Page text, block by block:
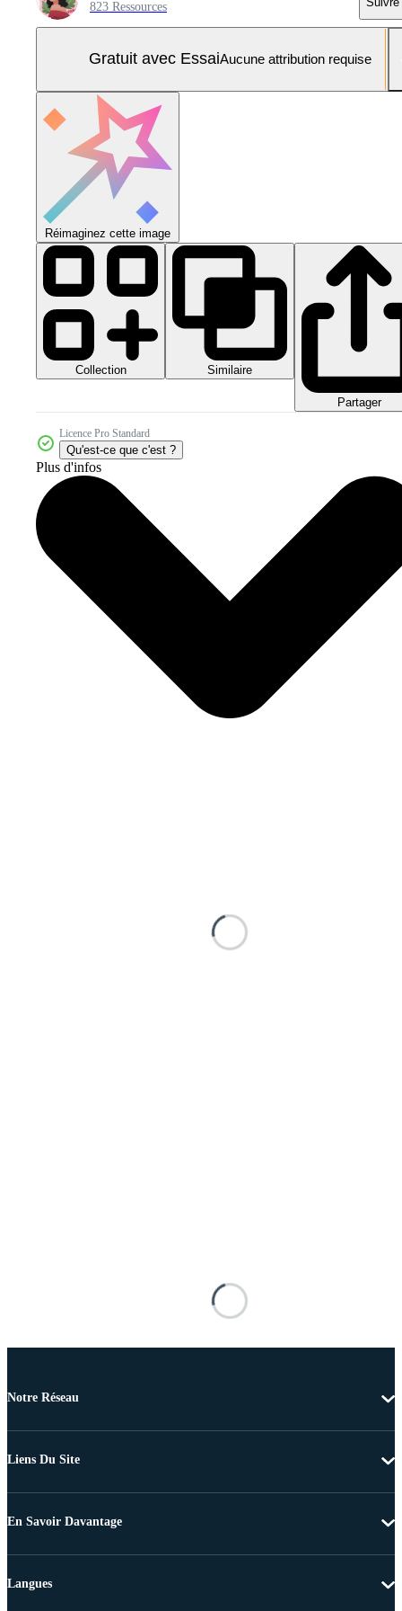
823 Ressources
Gratuit avec EssaiAucune attribution requise
Réimaginez cette image
Collection Similaire
Partager
Licence Pro Standard
Qu'est-ce que c'est ?
Plus d'infos
Notre Réseau
Liens Du Site
En Savoir Davantage
Langues